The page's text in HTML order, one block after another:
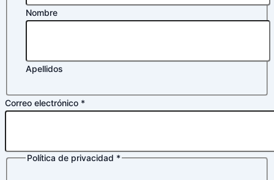
Nombre
Apellidos
privacidad
Correo electrónico *
Política de privacidad *